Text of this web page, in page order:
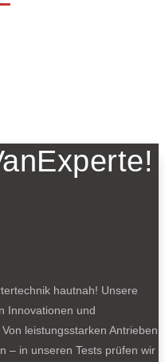
hautnah! Unsere
Innovationen und
leistungsstarken Antrieben
– in unseren Tests prüfen wir